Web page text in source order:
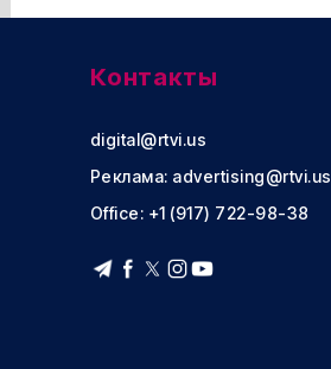
Контакты
digital@rtvi.us
Реклама: advertising@rtvi.us
Office: +1 (917) 722-98-38